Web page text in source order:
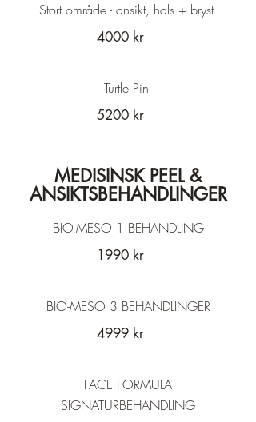
Stort område - ansikt, hals + bryst
4000 kr
Turtle Pin
5200 kr
MEDISINSK PEEL &
ANSIKTSBEHANDLINGER
BIO-MESO 1 BEHANDLING
1990 kr
BIO-MESO 3 BEHANDLINGER
4999 kr
FACE FORMULA
SIGNATURBEHANDLING